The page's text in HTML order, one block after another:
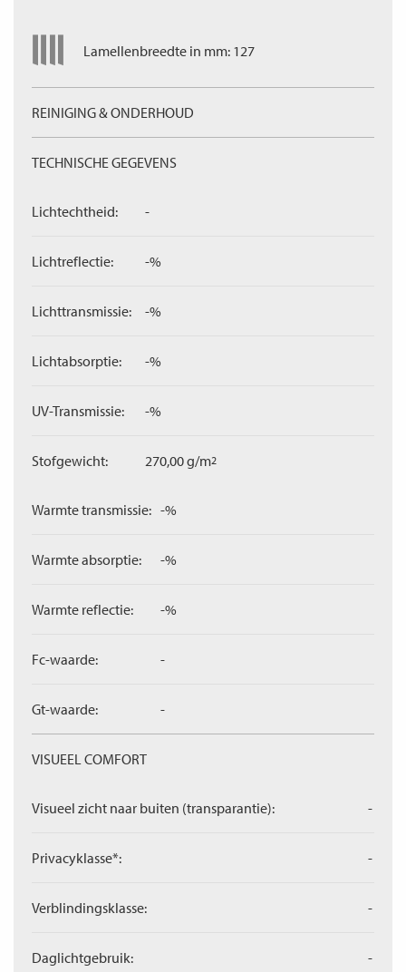
Lamellenbreedte in mm: 127
REINIGING & ONDERHOUD
TECHNISCHE GEGEVENS
Lichtechtheid: -
Lichtreflectie: -%
Lichttransmissie: -%
Lichtabsorptie: -%
UV-Transmissie: -%
Stofgewicht: 270,00 g/m2
Warmte transmissie: -%
Warmte absorptie: -%
Warmte reflectie: -%
Fc-waarde: -
Gt-waarde: -
VISUEEL COMFORT
Visueel zicht naar buiten (transparantie): -
Privacyklasse*: -
Verblindingsklasse: -
Daglichtgebruik: -